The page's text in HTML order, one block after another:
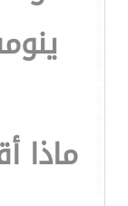
ماذا